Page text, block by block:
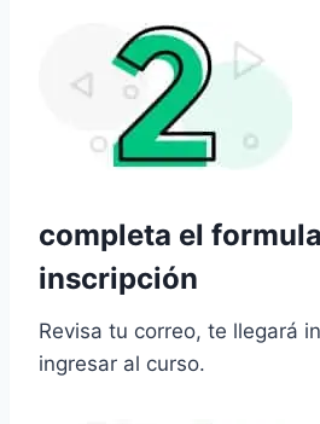
completa el
inscripción
Revisa tu correo, te llegará
ingresar al curso.